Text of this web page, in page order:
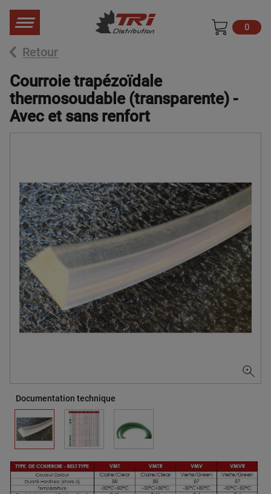
0
Retour
Courroie trapézoïdale
thermosoudable (transparente) -
Avec et sans renfort
Documentation technique